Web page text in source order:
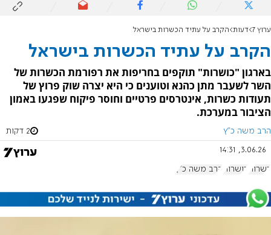
ערוץ 7 דעות הקרב על עתיד הכשרות בישראל
הקרב על עתיד הכשרות בישראל
בארגון "כושרות" תוקפים בחריפות את רפורמת הכשרות של
השר לשעבר מתן כהנא וטוענים כי היא יצרה שוק פרוץ של
תעודות כשרות, אינטרסים פרטיים וחוסר פיקוח שפגעו באמון
הציבור במערכת.
הרב משה כ"ץ 2 דקות
3.06.26, 14:31
כשרות כושרות הרב משה כ"ץ